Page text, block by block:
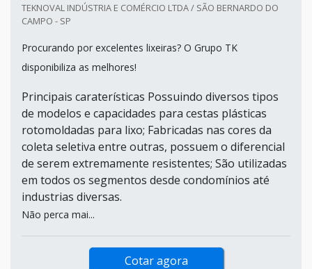
TEKNOVAL INDÚSTRIA E COMÉRCIO LTDA / SÃO BERNARDO DO
CAMPO - SP
Procurando por excelentes lixeiras? O Grupo TK
disponibiliza as melhores!
Principais caraterísticas Possuindo diversos tipos
de modelos e capacidades para cestas plásticas
rotomoldadas para lixo; Fabricadas nas cores da
coleta seletiva entre outras, possuem o diferencial
de serem extremamente resistentes; São utilizadas
em todos os segmentos desde condomínios até
industrias diversas.
Não perca mai...
Cotar agora